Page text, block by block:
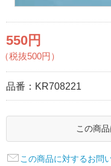
550円
（税抜500円）
品番： KR708221
この商
この商品に対するお問